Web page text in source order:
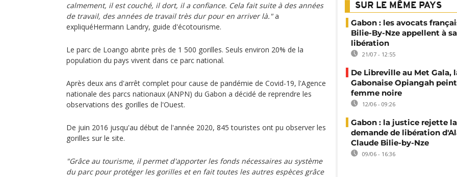
calmement, il est couché, il dort, il a confiance. Cela fait suite à des années
de travail, des années de travail très dur pour en arriver là."a
expliquéHermann Landry, guide d'écotourisme.
Le parc de Loango abrite près de 1 500 gorilles. Seuls environ 20% de la
population du pays vivent dans ce parc national.
Après deux ans d'arrêt complet pour cause de pandémie de Covid-19, l'Agence
nationale des parcs nationaux (ANPN) du Gabon a décidé de reprendre les
observations des gorilles de l'Ouest.
De juin 2016 jusqu'au début de l'année 2020, 845 touristes ont pu observer les
gorilles sur le site.
"Grâce au tourisme, il permet d'apporter les fonds nécessaires au système
du parc pour protéger les gorilles et en fait toutes les autres espèces grâce
SUR LE MÊME PAYS
Gabon : les avocats
Bilie-By-Nze appellent à sa
libération
21/07 - 12:55
De Libreville au Met Gala,
Gabonaise Opiangah
femme noire
12/06 - 09:26
Gabon : la justice rejette la
demande de libération
Claude Bilie-by-Nze
09/06 - 16:36